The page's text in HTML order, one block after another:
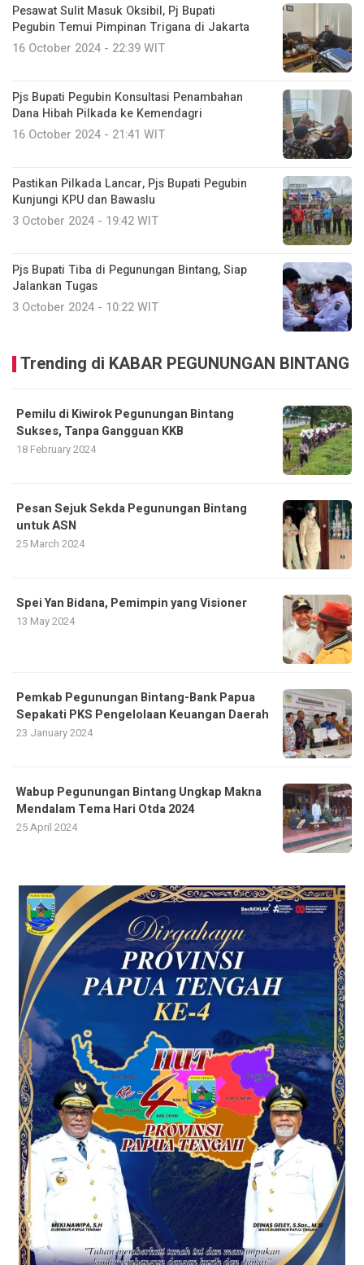
Pesawat Sulit Masuk Oksibil, Pj Bupati
Pegubin Temui Pimpinan Trigana di Jakarta
16 October 2024 - 22:39 WIT
Pjs Bupati Pegubin Konsultasi Penambahan
Dana Hibah Pilkada ke Kemendagri
16 October 2024 - 21:41 WIT
Pastikan Pilkada Lancar, Pjs Bupati Pegubin
Kunjungi KPU dan Bawaslu
3 October 2024 - 19:42 WIT
Pjs Bupati Tiba di Pegunungan Bintang, Siap
Jalankan Tugas
3 October 2024 - 10:22 WIT
Trending di KABAR PEGUNUNGAN BINTANG
Pemilu di Kiwirok Pegunungan Bintang
Sukses, Tanpa Gangguan KKB
18 February 2024
Pesan Sejuk Sekda Pegunungan Bintang
untuk ASN
25 March 2024
Spei Yan Bidana, Pemimpin yang Visioner
13 May 2024
Pemkab Pegunungan Bintang-Bank Papua
Sepakati PKS Pengelolaan Keuangan Daerah
23 January 2024
Wabup Pegunungan Bintang Ungkap Makna
Mendalam Tema Hari Otda 2024
25 April 2024